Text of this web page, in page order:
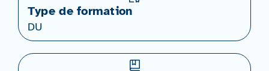
Type de formation
DU